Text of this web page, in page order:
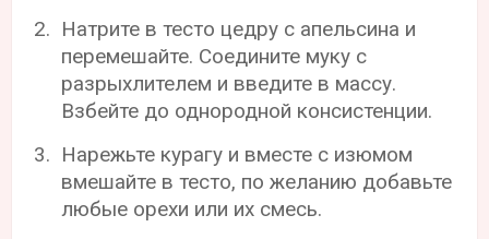
Натрите в тесто цедру с апельсина и
перемешайте. Соедините муку с
разрыхлителем и введите в массу.
Взбейте до однородной консистенции.
Нарежьте курагу и вместе с изюмом
вмешайте в тесто, по желанию добавьте
любые орехи или их смесь.